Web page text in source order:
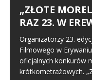
„ZŁOTE
RAZ 23. W
Organizatorzy 23.
Filmowego w
oficjalnych konkurów
krótkometrażowych.